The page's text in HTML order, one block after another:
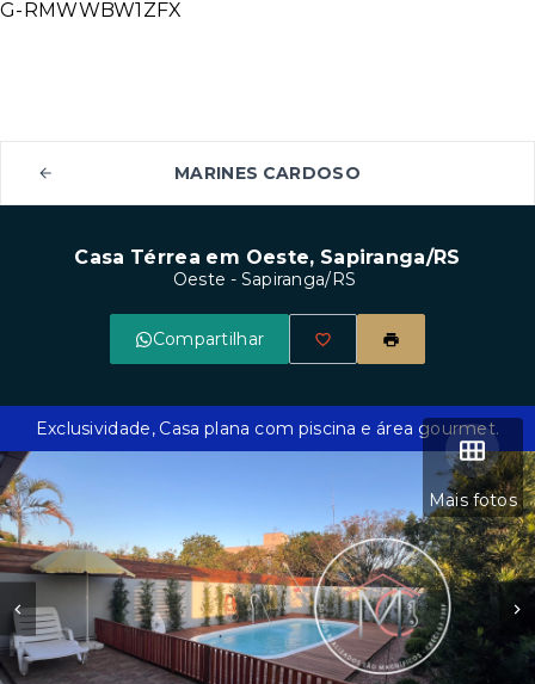
G-RMWWBW1ZFX
MARINES CARDOSO
Casa Térrea em Oeste, Sapiranga/RS
Oeste - Sapiranga/RS
Compartilhar
Mais fotos
Exclusividade, Casa plana com piscina e área gourmet.